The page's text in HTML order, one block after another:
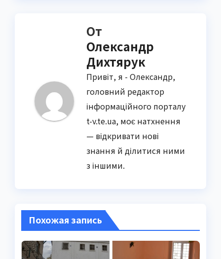
От
Олександр
Дихтярук
Привіт, я - Олександр,
головний редактор
інформаційного порталу
t-v.te.ua, моє натхнення
— відкривати нові
знання й ділитися ними
з іншими.
Похожая запись